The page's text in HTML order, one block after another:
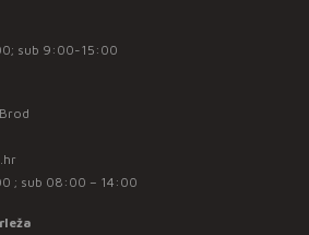
sub 9:00-15:00
; sub 08:00 – 14:00